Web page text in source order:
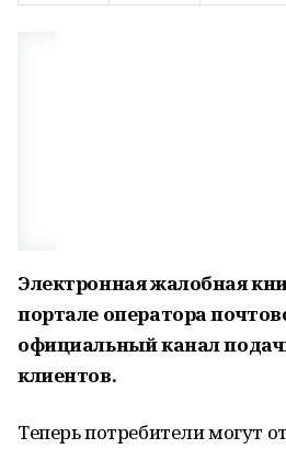
Электронная жалобная
портале оператора
официальный канал
клиентов.
Теперь потребители могут